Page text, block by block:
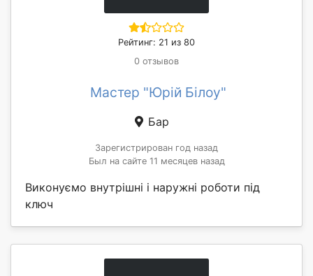
Рейтинг: 21 из 80
0 отзывов
Мастер "Юрій Білоу"
Бар
Зарегистрирован год назад
Был на сайте 11 месяцев назад
Виконуємо внутрішні і наружні роботи під
ключ